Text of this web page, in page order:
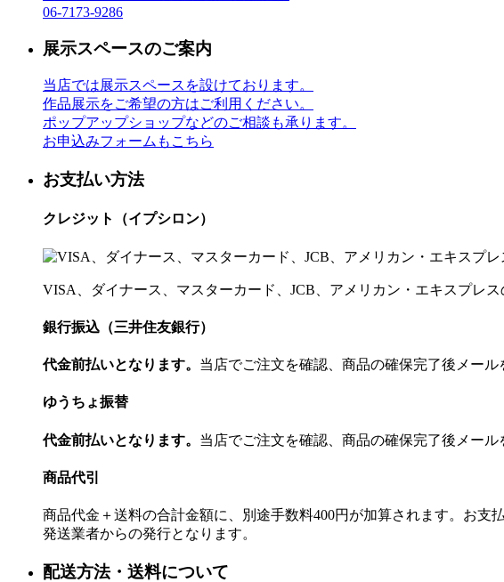
06-7173-9286
展示スペースのご案内
当店では展示スペースを設けております。
作品展示をご希望の方はご利用ください。
ポップアップショップなどのご相談も承ります。
お申込みフォームもこちら
お支払い方法
クレジット（イプシロン）
VISA、ダイナース、マスターカード、JCB、アメリカン・エキスプレス
銀行振込（三井住友銀行）
代金前払いとなります。 当店でご注文を確認、商品の確保完了後メー
ゆうちょ振替
代金前払いとなります。 当店でご注文を確認、商品の確保完了後メー
商品代引
商品代金＋送料の合計金額に、別途手数料400円が加算されます。お
発送業者からの発行となります。
配送方法・送料について